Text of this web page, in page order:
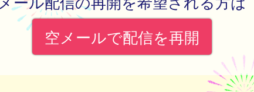
空メールで配信を再開